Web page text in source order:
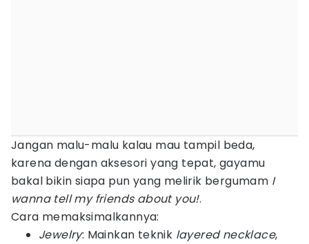
Jangan malu-malu kalau mau tampil beda,
karena dengan aksesori yang tepat, gayamu
bakal bikin siapa pun yang melirik bergumam I
wanna tell my friends about you!.
Cara memaksimalkannya:
Jewelry: Mainkan teknik layered necklace,